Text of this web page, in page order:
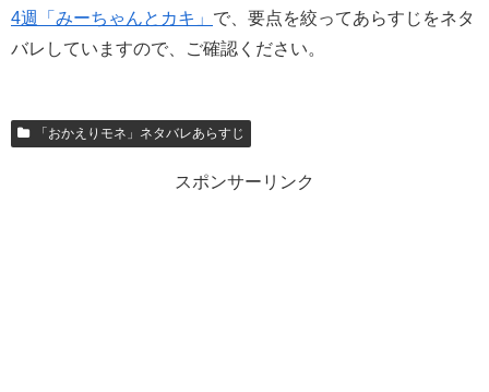
4週「みーちゃんとカキ」 で、要点を絞ってあらすじをネタ
バレしていますので、ご確認ください。
「おかえりモネ」ネタバレあらすじ
スポンサーリンク